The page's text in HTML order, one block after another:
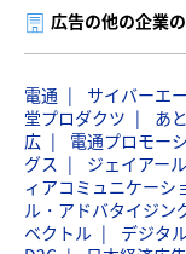
広告の他の企業
電通 サイバーエ
堂プロダクツ
あ
広
電通プロモー
グス
ジェイアー
ィアコミュニケーシ
ル・アドバタイジン
ベクトル
デジタ